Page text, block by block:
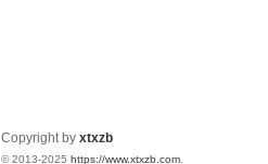
Copyright by xtxzb
© 2013-2025 https://www.xtxzb.com